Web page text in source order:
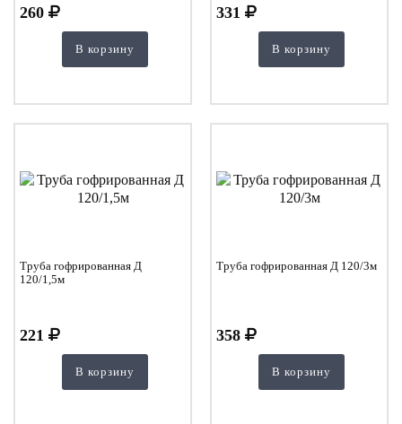
260
В корзину
331
В корзину
Труба гофрированная Д
120/1,5м
221
В корзину
Труба гофрированная Д 120/3м
358
В корзину